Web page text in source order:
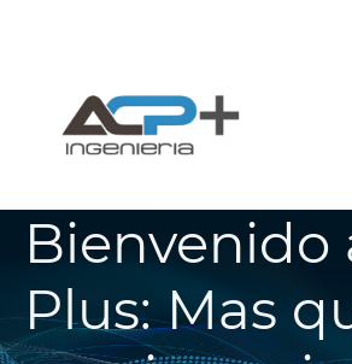
Bienvenido
Plus: Mas